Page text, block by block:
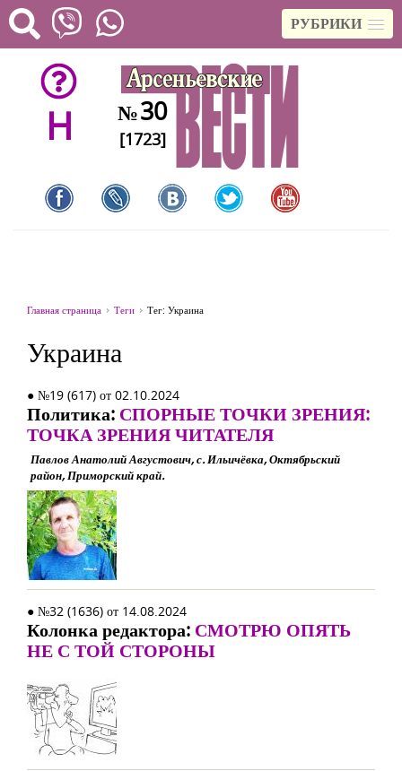
РУБРИКИ
H №30
[1723]
Главная страница Теги Тег: Украина
Украина
● №19 (617) от 02.10.2024
Политика: СПОРНЫЕ ТОЧКИ ЗРЕНИЯ:
ТОЧКА ЗРЕНИЯ ЧИТАТЕЛЯ
Павлов Анатолий Августович, с. Ильичёвка, Октябрьский
район, Приморский край.
● №32 (1636) от 14.08.2024
Колонка редактора: СМОТРЮ ОПЯТЬ
НЕ С ТОЙ СТОРОНЫ